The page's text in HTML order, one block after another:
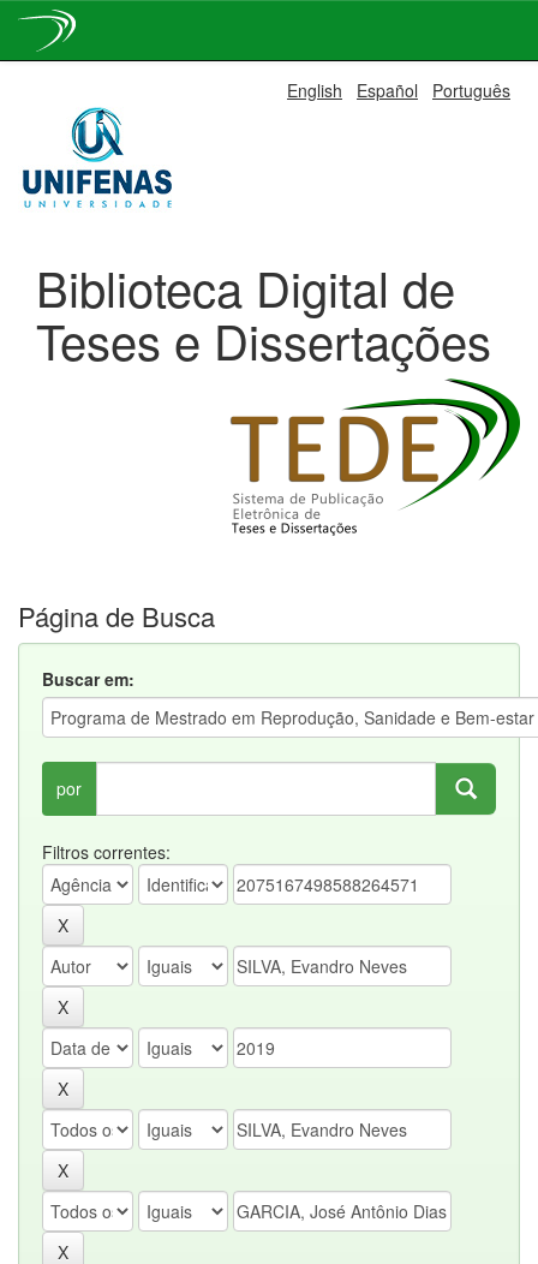
navigation
English Español Português
Biblioteca Digital de
Teses e Dissertações
Página de Busca
Buscar em:
por
Filtros correntes: